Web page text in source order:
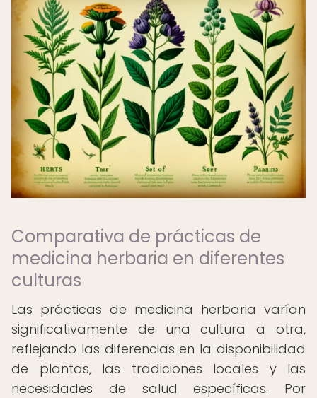
Comparativa de prácticas de
medicina herbaria en diferentes
culturas
Las prácticas de medicina herbaria varían
significativamente de una cultura a otra,
reflejando las diferencias en la disponibilidad
de plantas, las tradiciones locales y las
necesidades de salud específicas. Por